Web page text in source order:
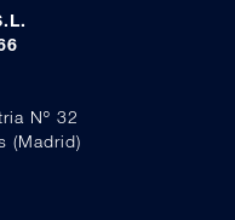
Nº 32
(Madrid)